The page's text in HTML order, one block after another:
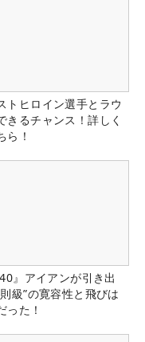
トヒロイン選手とラウ
きるチャンス！詳しく
ら！
』アイアンが引き出
級”の寛容性と飛びは
った！